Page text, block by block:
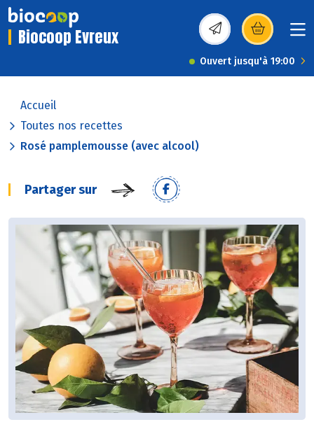
Biocoop Evreux (s’ouvre dans une
Ouvert jusqu'à 19:00
Accueil
Toutes nos recettes
Rosé pamplemousse (avec alcool)
Partager sur